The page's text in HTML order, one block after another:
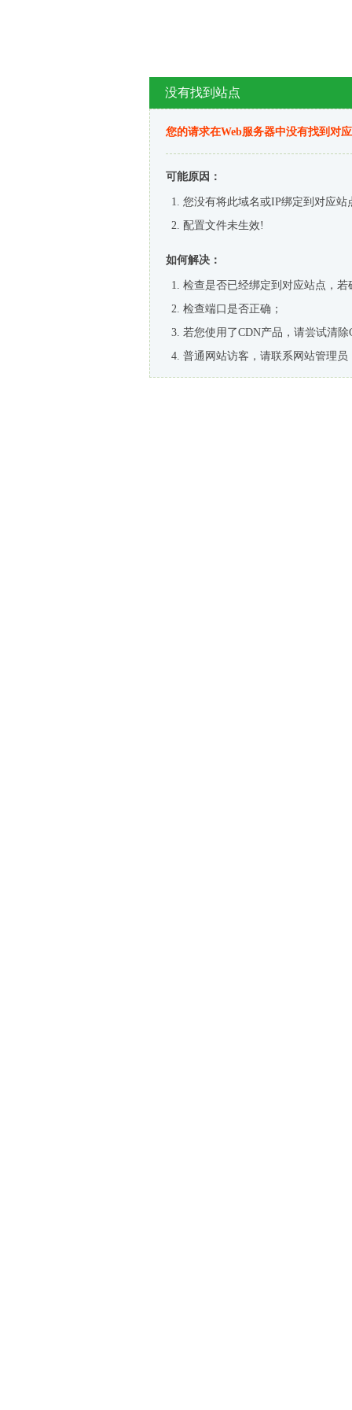
没有找到站点
您的请求在Web服务器中没有找到对
可能原因：
您没有将此域名或IP绑定到对应站
配置文件未生效!
如何解决：
检查是否已经绑定到对应站点，
检查端口是否正确；
若您使用了CDN产品，请尝试清除
普通网站访客，请联系网站管理员